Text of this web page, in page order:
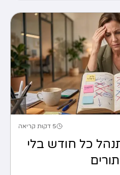
5 דקות קריאה
כל חודש בלי